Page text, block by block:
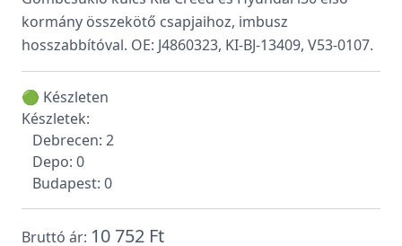
kormány összekötő csapjaihoz, imbusz
hosszabbítóval. OE: J4860323, KI-BJ-13409, V53-0107.
🟢 Készleten
Készletek:
Debrecen: 2
Depo: 0
Budapest: 0
Bruttó ár: 10 752 Ft